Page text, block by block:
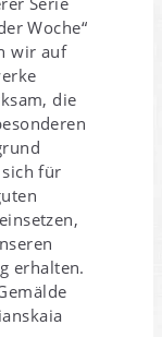
Woche“
wir auf
die
für
erhalten.